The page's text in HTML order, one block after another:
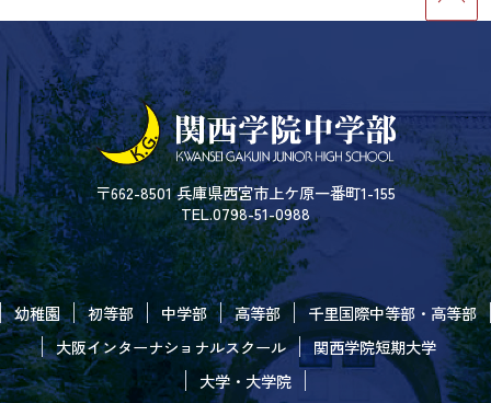
〒662-8501 兵庫県西宮市上ケ原一番町1-155
TEL.0798-51-0988
幼稚園 初等部 中学部 高等部
千里国際中等部・高等部
大阪インターナショナルスクール
関西学院短期大学
大学・大学院